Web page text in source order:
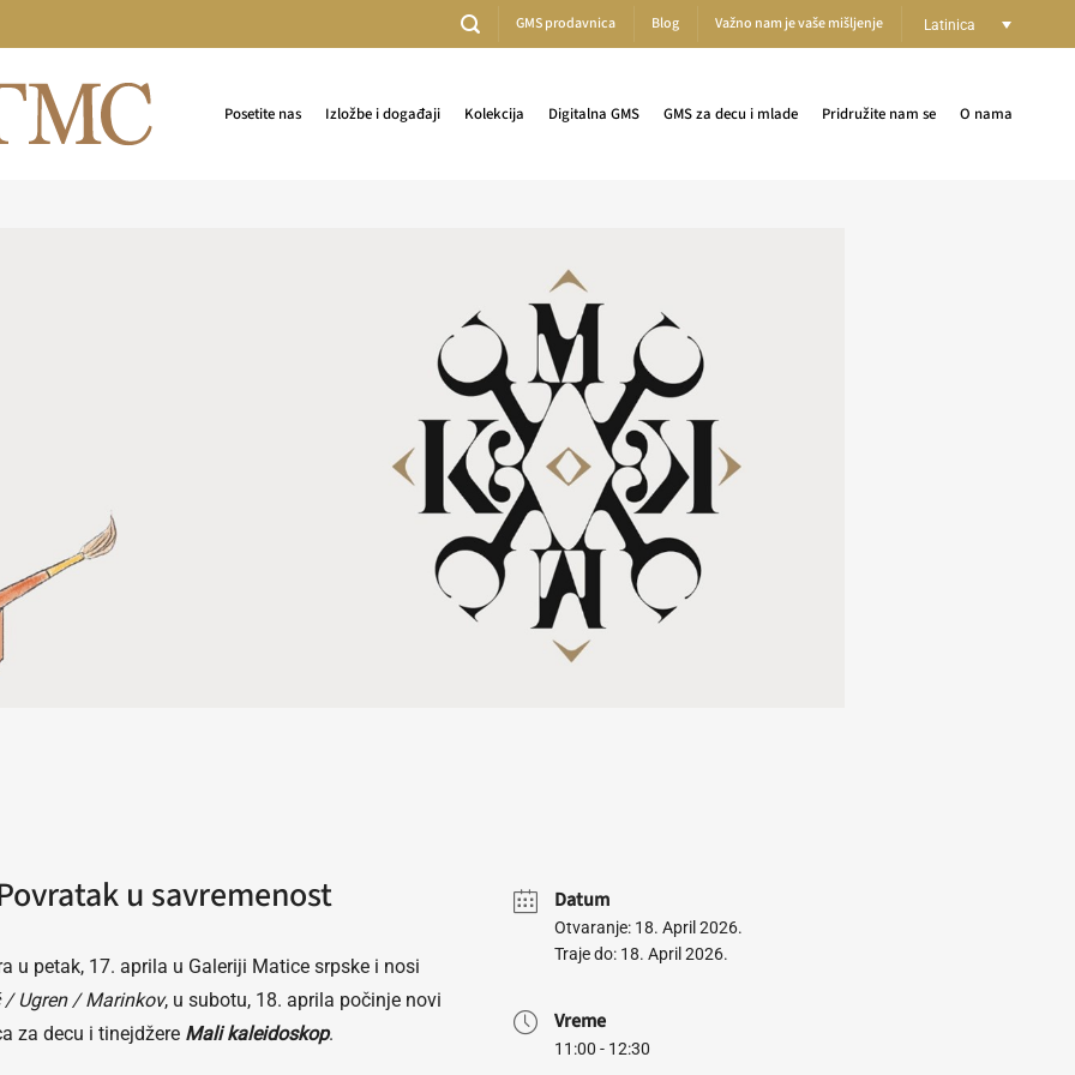
GMS prodavnica Blog Važno nam je vaše mišljenje Latinica
Posetite nas Izložbe i događaji Kolekcija Digitalna GMS GMS za decu i mlade Pridružite nam se O nama
u savremenost
u petak, 17. aprila u Galeriji Matice srpske i nosi
Ugren / Marinkov, u subotu, 18. aprila počinje novi
za decu i tinejdžere Mali kaleidoskop.
Datum
Otvaranje: 18. April 2026.
Traje do: 18. April 2026.
Vreme
11:00 - 12:30